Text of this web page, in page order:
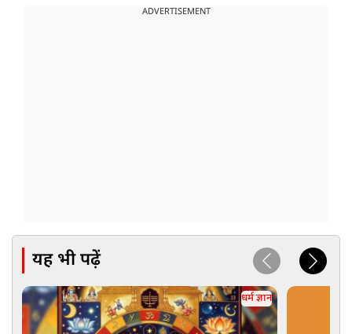
ADVERTISEMENT
यह भी पढ़ें
धर्म ज्ञान